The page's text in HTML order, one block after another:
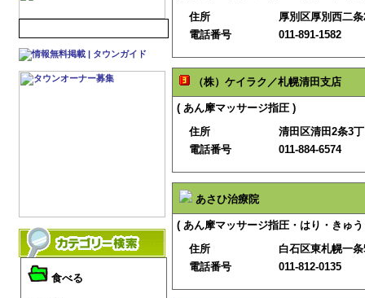
食べる
住所
厚別区厚別西二
電話番号
011-891-1582
（株）ケイラク／札幌清田支店
( あん摩マッサージ指圧 )
住所
清田区清田2条3
電話番号
011-884-6574
あさひ治療院
( あん摩マッサージ指圧・はり・きゅ
住所
白石区東札幌一
電話番号
011-812-0135